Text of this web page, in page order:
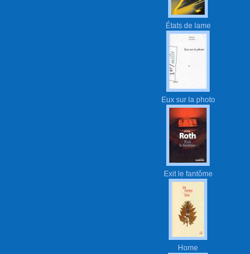
États de lame
Eux sur la photo
Exit le fantôme
Home